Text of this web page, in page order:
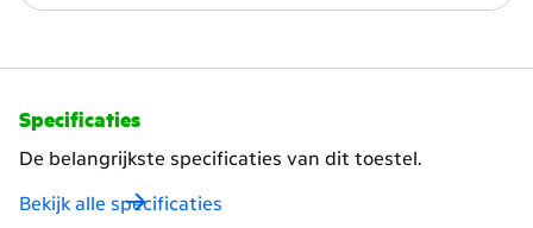
Specificaties
De belangrijkste specificaties van dit toestel.
Bekijk alle specificaties